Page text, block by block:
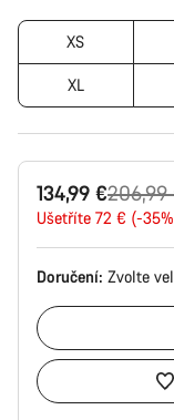
XS
XL
134,99 €
Původní
cena
206,99
Ušetříte 72 € (-
Doručení: Zvolte